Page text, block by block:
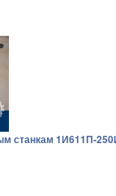
станкам 1И611П-